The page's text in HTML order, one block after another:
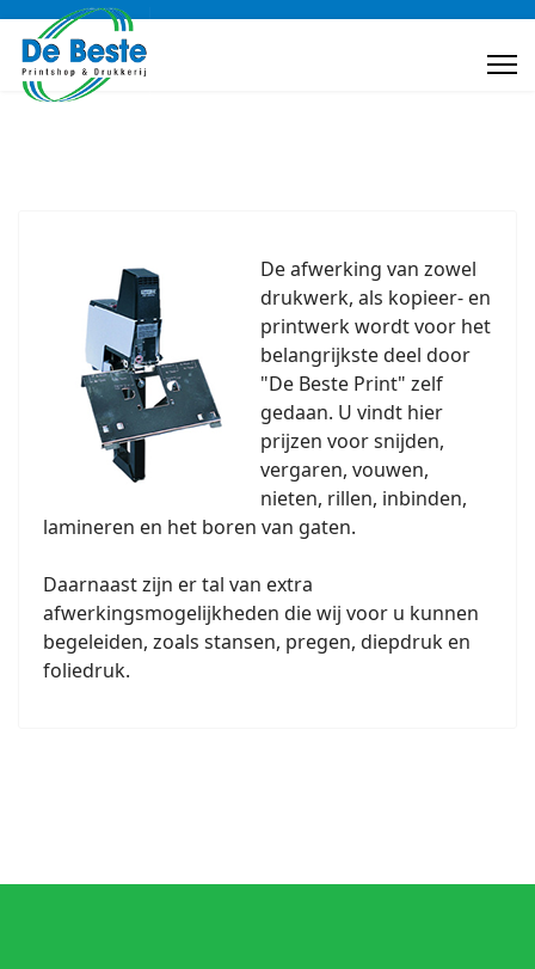
De afwerking van zowel
drukwerk, als kopieer- en
printwerk wordt voor het
belangrijkste deel door
"De Beste Print" zelf
gedaan. U vindt hier
prijzen voor snijden,
vergaren, vouwen,
nieten, rillen, inbinden,
lamineren en het boren van gaten.
Daarnaast zijn er tal van extra
afwerkingsmogelijkheden die wij voor u kunnen
begeleiden, zoals stansen, pregen, diepdruk en
foliedruk.